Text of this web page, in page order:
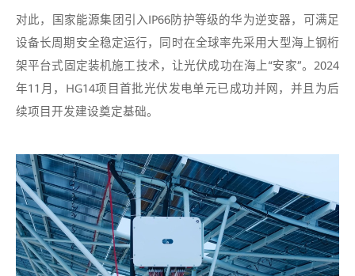
对此，国家能源集团引入IP66防护等级的华为逆变器，可满足
设备长周期安全稳定运行，同时在全球率先采用大型海上钢桁
架平台式固定装机施工技术，让光伏成功在海上“安家”。2024
年11月，HG14项目首批光伏发电单元已成功并网，并且为后
续项目开发建设奠定基础。